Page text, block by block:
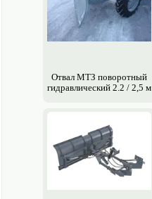
Отвал МТЗ поворотный
гидравлический 2.2 / 2,5 м